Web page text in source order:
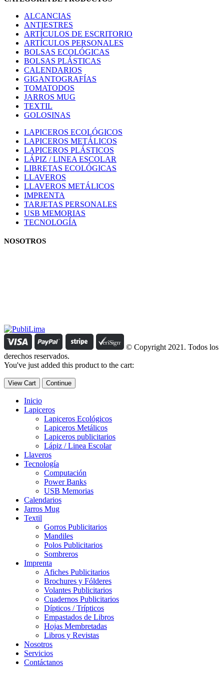
ALCANCIAS
ANTIESTRES
ARTÍCULOS DE ESCRITORIO
ARTÍCULOS PERSONALES
BOLSAS ECOLÓGICAS
BOLSAS PLÁSTICAS
CALENDARIOS
GIGANTOGRAFÍAS
TOMATODOS
JARROS MUG
TEXTIL
GOLOSINAS
LAPICEROS ECOLÓGICOS
LAPICEROS METÁLICOS
LAPICEROS PLÁSTICOS
LÁPIZ / LINEA ESCOLAR
LIBRETAS ECOLÓGICAS
LLAVEROS
LLAVEROS METÁLICOS
IMPRENTA
TARJETAS PERSONALES
USB MEMORIAS
TECNOLOGÍA
NOSOTROS
© Copyright 2021. Todos los
derechos reservados.
You've just added this product to the cart:
View Cart Continue
Inicio
Lapiceros
Lapiceros Ecológicos
Lapiceros Metálicos
Lapiceros publicitarios
Lápiz / Linea Escolar
Llaveros
Tecnología
Computación
Power Banks
USB Memorias
Calendarios
Jarros Mug
Textil
Gorros Publicitarios
Mandiles
Polos Publicitarios
Sombreros
Imprenta
Afiches Publicitarios
Brochures y Fólderes
Volantes Publicitarios
Cuadernos Publicitarios
Dípticos / Trípticos
Empastados de Libros
Hojas Membretadas
Libros y Revistas
Nosotros
Servicios
Contáctanos